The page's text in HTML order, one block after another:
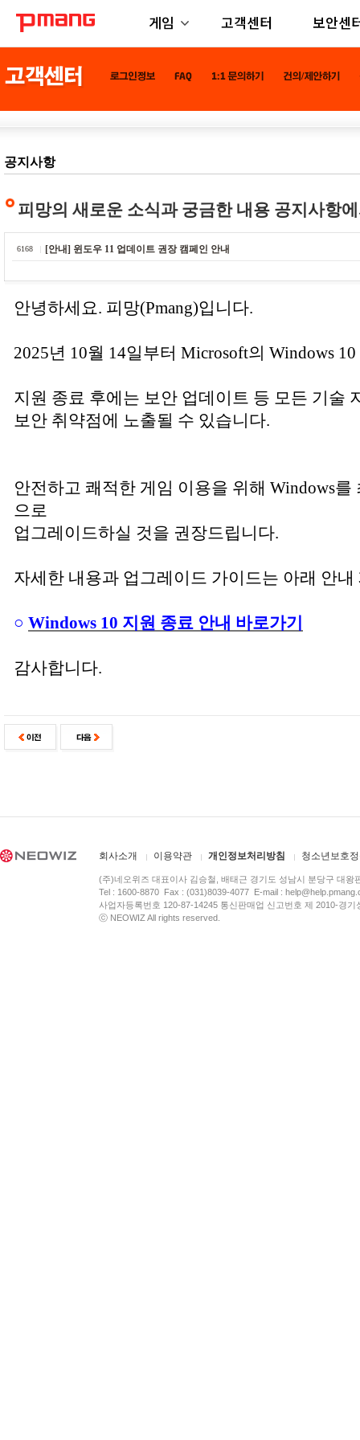
게임 고객센터 보안센
공지사항
피망의 새로운 소식과 궁금한 내용 공지사항
6168 [안내] 윈도우 11 업데이트 권장 캠페인 안내
안녕하세요. 피망(Pmang)입니다.
2025년 10월 14일부터 Microsoft의 Windows
지원 종료 후에는 보안 업데이트 등 모든 기술
보안 취약점에 노출될 수 있습니다.
안전하고 쾌적한 게임 이용을 위해 Windows를
으로
업그레이드하실 것을 권장드립니다.
자세한 내용과 업그레이드 가이드는 아래 안
○ Windows 10 지원 종료 안내 바로가기
감사합니다.
회사소개 이용약관 개인정보처리방침 청소년보호
(주)네오위즈 대표이사 김승철, 배태근 경기도 성남시 분당구 대왕
Tel : 1600-8870 Fax : (031)8039-4077 E-mail :
사업자등록번호 120-87-14245 통신판매업 신고번호 제 2010-경
ⓒ NEOWIZ All rights reserved.